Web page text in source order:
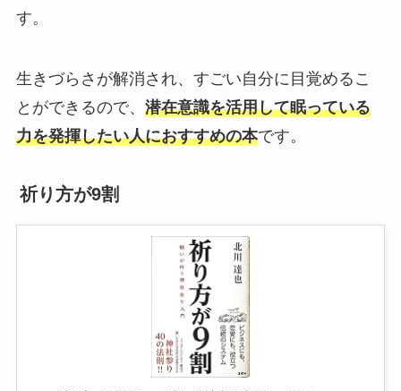
す。
生きづらさが解消され、すごい自分に目覚めるこ
とができるので、 潜在意識を活用して眠っている
力を発揮したい人におすすめの本です。
祈り方が9割